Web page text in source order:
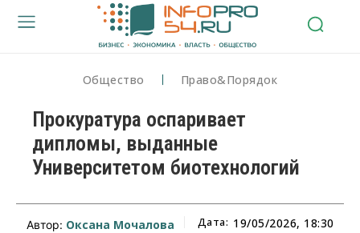
Общество Право&Порядок
Прокуратура оспаривает
дипломы, выданные
Университетом биотехнологий
Автор: Оксана Мочалова Дата: 19/05/2026, 18:30